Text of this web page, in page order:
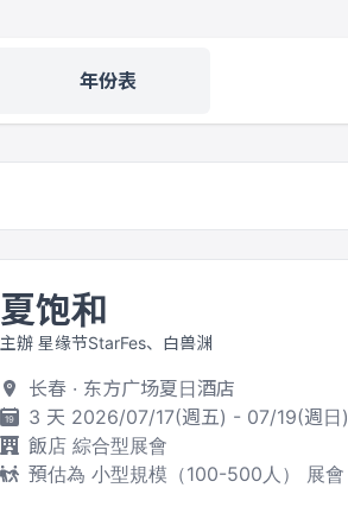
年份表
夏饱和
主辦 星缘节StarFes、白兽渊
长春 · 东方广场夏日酒店
3 天 2026/07/17(週五) - 07/19(週日)
飯店 綜合型展會
預估為 小型規模（100-500人） 展會